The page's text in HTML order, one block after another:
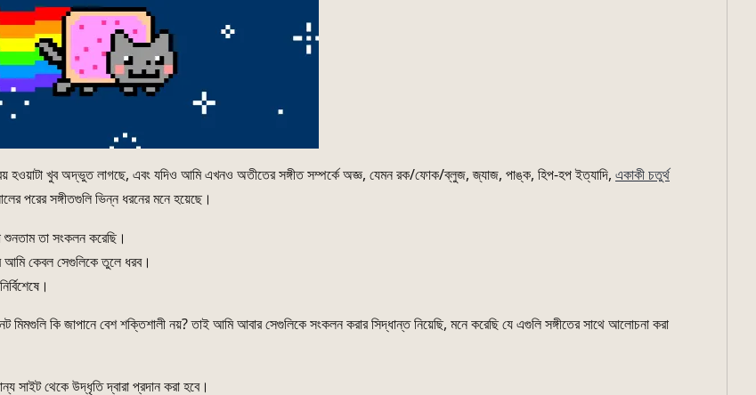
হওয়াটা খুব অদ্ভুত লাগছে, এবং যদিও আমি এখনও অতীতের সঙ্গীত সম্পর্কে অজ্ঞ, যেমন রক/ফোক/ব্লুজ, জ্যাজ, পাঙ্ক, হিপ-হপ ইত্যাদি, একাকী চতুর্থ
পরের সঙ্গীতগুলি ভিন্ন ধরনের মনে হয়েছে।
তা সংকলন করেছি।
আমি কেবল সেগুলিকে তুলে ধরব।
মিমগুলি কি জাপানে বেশ শক্তিশালী নয়? তাই আমি আবার সেগুলিকে সংকলন করার সিদ্ধান্ত নিয়েছি, মনে করেছি যে এগুলি সঙ্গীতের সাথে আলোচনা করা
সাইট থেকে উদ্ধৃতি দ্বারা প্রদান করা হবে।